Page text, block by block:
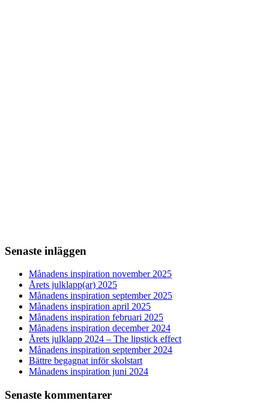
Senaste inläggen
Månadens inspiration november 2025
Årets julklapp(ar) 2025
Månadens inspiration september 2025
Månadens inspiration april 2025
Månadens inspiration februari 2025
Månadens inspiration december 2024
Årets julklapp 2024 – The lipstick effect
Månadens inspiration september 2024
Bättre begagnat inför skolstart
Månadens inspiration juni 2024
Senaste kommentarer